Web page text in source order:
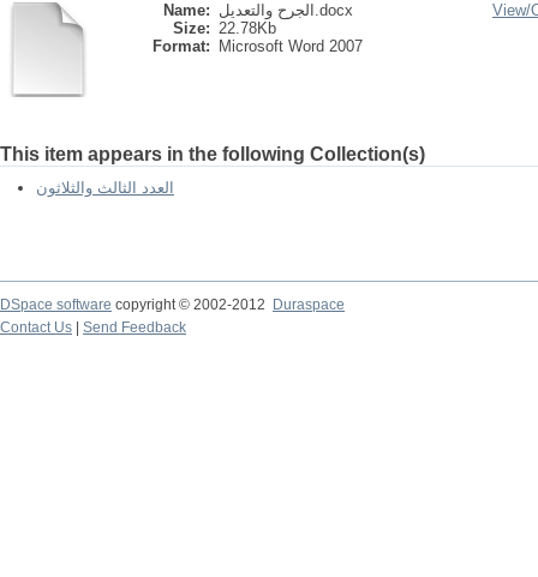
Name:
الجرح والتعديل.docx
Size: 22.78Kb
Format:
Microsoft Word 2007
View/
This item appears in the following Collection(s)
العدد الثالث والثلاثون
DSpace software copyright © 2002-2012
Duraspace
Contact Us
Send Feedback